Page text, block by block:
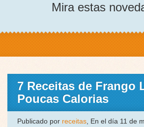
Mira estas
7 Receitas de Frango
Poucas Calorias
Publicado por receitas, En el día 11 de